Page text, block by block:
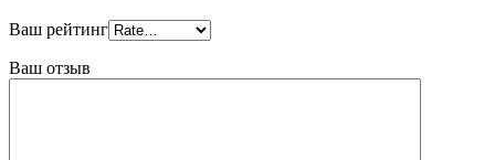
Ваш рейтинг
Ваш отзыв